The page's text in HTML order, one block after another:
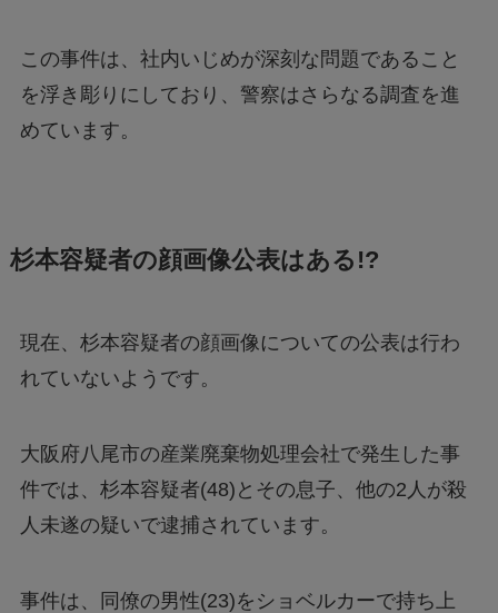
この事件は、社内いじめが深刻な問題であること
を浮き彫りにしており、警察はさらなる調査を進
めています。
杉本容疑者の顔画像公表はある!?
現在、杉本容疑者の顔画像についての公表は行わ
れていないようです。
大阪府八尾市の産業廃棄物処理会社で発生した事
件では、杉本容疑者(48)とその息子、他の2人が殺
人未遂の疑いで逮捕されています。
事件は、同僚の男性(23)をショベルカーで持ち上